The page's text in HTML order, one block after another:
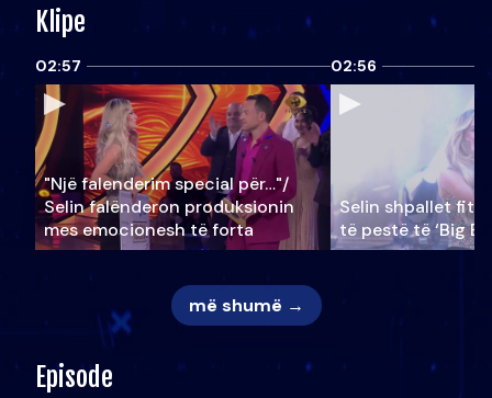
Klipe
02:57
"Një falenderim special për…"/
Selin falënderon produksionin
mes emocionesh të forta
02:56
Selin shpallet
të pestë të ‘Big
më shumë →
Episode